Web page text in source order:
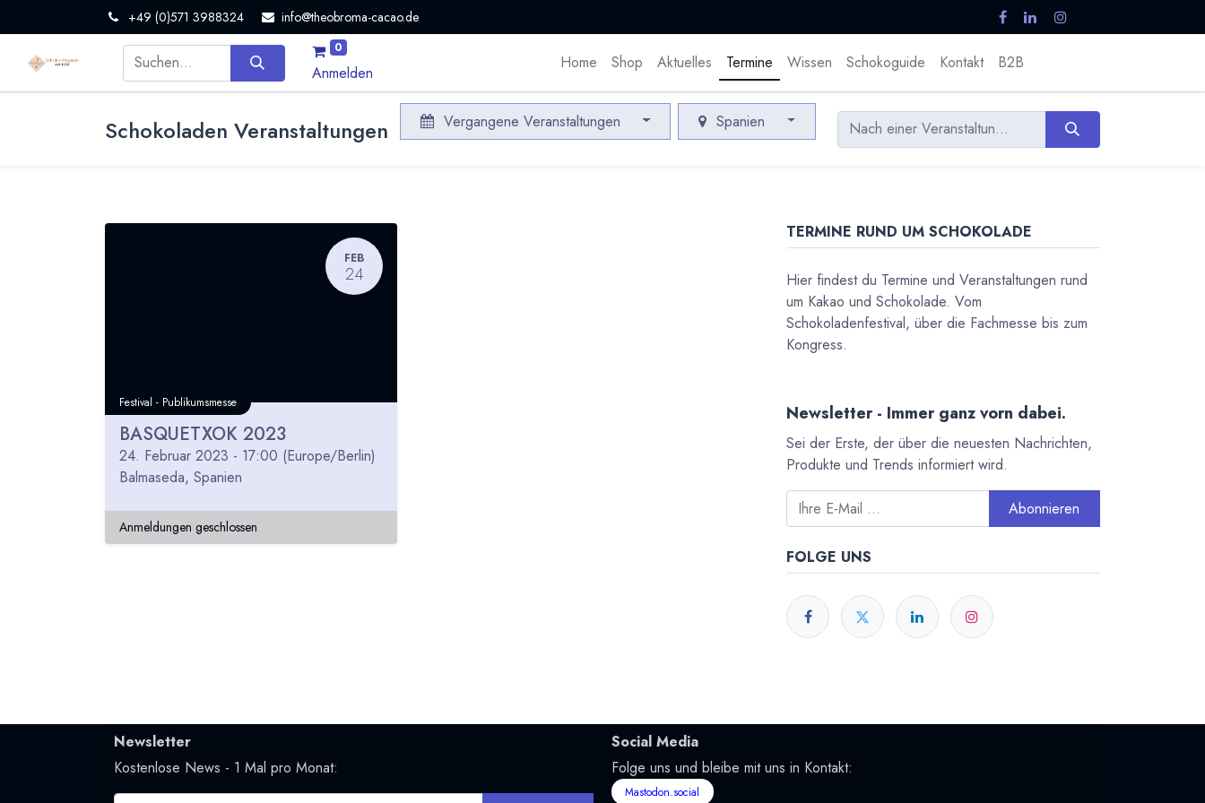
+49 (0)571 3988324 info@theobroma-cacao.de
0
Anmelden
Home Shop Aktuelles Termine Wissen Schokoguide Kontakt B2B
Schokoladen Veranstaltungen Vergangene Veranstaltungen Spanien
FEB
24
Festival - Publikumsmesse
BASQUETXOK 2023
24. Februar 2023 - 17:00 (Europe/Berlin)
Balmaseda, Spanien
Anmeldungen geschlossen
TERMINE RUND UM SCHOKOLADE
Hier findest du Termine und Veranstaltungen rund
um Kakao und Schokolade. Vom
Schokoladenfestival, über die Fachmesse bis zum
Kongress.
Newsletter - Immer ganz vorn dabei.
Sei der Erste, der über die neuesten Nachrichten,
Produkte und Trends informiert wird.
Abonnieren
FOLGE UNS
Newsletter
Kostenlose News - 1 Mal pro Monat:
Social Media
Folge uns und bleibe mit uns in Kontakt:
Mastodon.social